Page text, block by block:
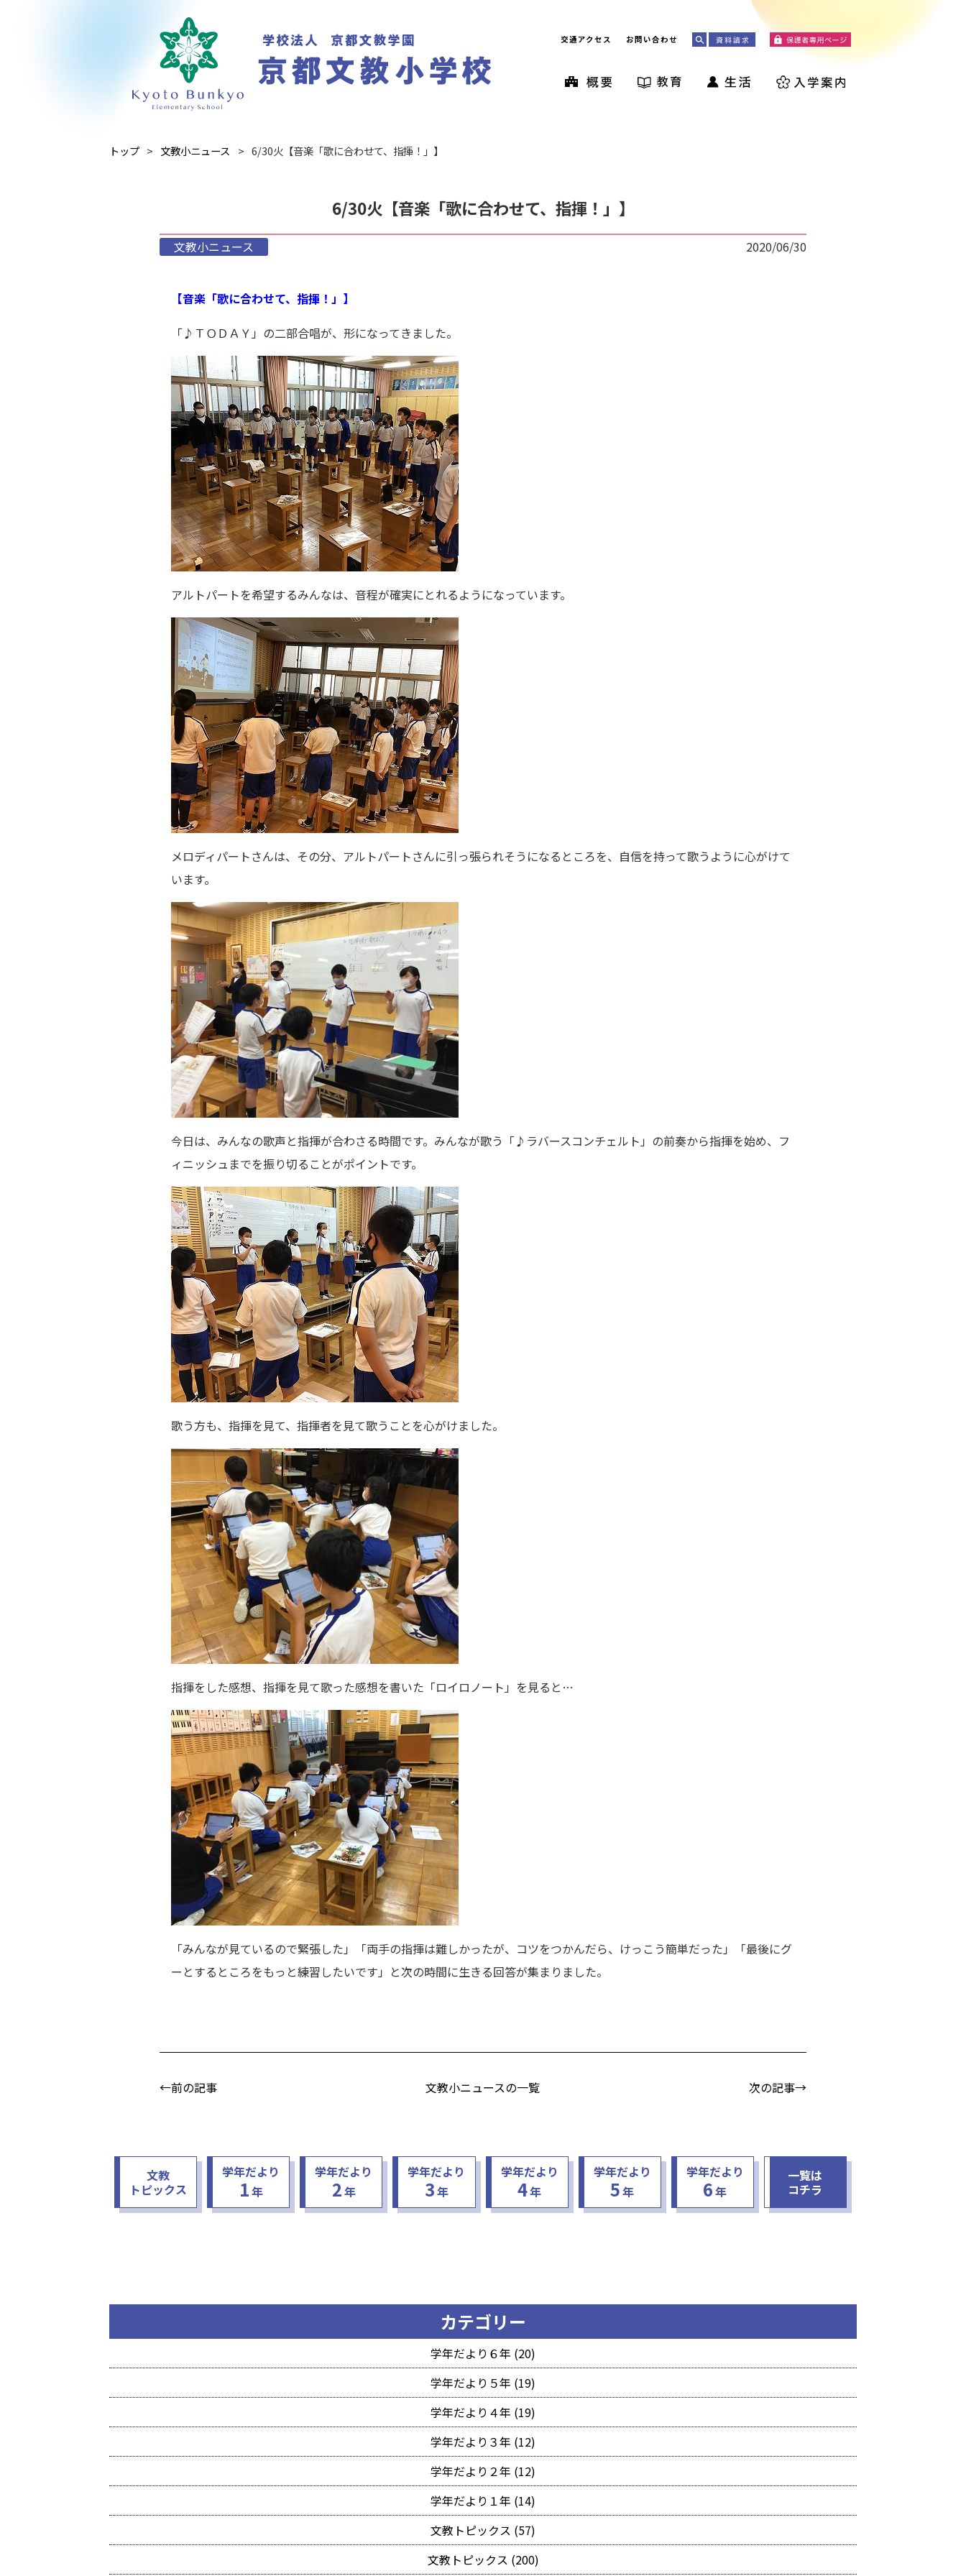
交通アクセス お問い合わせ
トップ 文教小ニュース 6/30火【音楽「歌に合わせて、指揮！」】
6/30火【音楽「歌に合わせて、指揮！」】
文教小ニュース 2020/06/30
【音楽「歌に合わせて、指揮！」】
「♪ＴＯＤＡＹ」の二部合唱が、形になってきました。
アルトパートを希望するみんなは、音程が確実にとれるようになっています。
メロディパートさんは、その分、アルトパートさんに引っ張られそうになるところを、自信を持って歌うように心がけて
います。
今日は、みんなの歌声と指揮が合わさる時間です。みんなが歌う「♪ラバースコンチェルト」の前奏から指揮を始め、フ
ィニッシュまでを振り切ることがポイントです。
歌う方も、指揮を見て、指揮者を見て歌うことを心がけました。
指揮をした感想、指揮を見て歌った感想を書いた「ロイロノート」を見ると…
「みんなが見ているので緊張した」「両手の指揮は難しかったが、コツをつかんだら、けっこう簡単だった」「最後にグ
ーとするところをもっと練習したいです」と次の時間に生きる回答が集まりました。
←前の記事 文教小ニュースの一覧 次の記事→
文教
トピックス
学年だより
1年
学年だより
2年
学年だより
3年
学年だより
4年
学年だより
5年
学年だより
6年
一覧は
コチラ
カテゴリー
学年だより６年 (20)
学年だより５年 (19)
学年だより４年 (19)
学年だより３年 (12)
学年だより２年 (12)
学年だより１年 (14)
文教トピックス (57)
文教トピックス (200)